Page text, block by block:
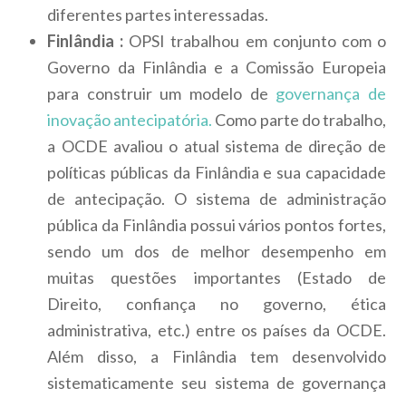
diferentes partes interessadas.
Finlândia : OPSI trabalhou em conjunto com o
Governo da Finlândia e a Comissão Europeia
para construir um modelo de governança de
inovação antecipatória. Como parte do trabalho,
a OCDE avaliou o atual sistema de direção de
políticas públicas da Finlândia e sua capacidade
de antecipação. O sistema de administração
pública da Finlândia possui vários pontos fortes,
sendo um dos de melhor desempenho em
muitas questões importantes (Estado de
Direito, confiança no governo, ética
administrativa, etc.) entre os países da OCDE.
Além disso, a Finlândia tem desenvolvido
sistematicamente seu sistema de governança